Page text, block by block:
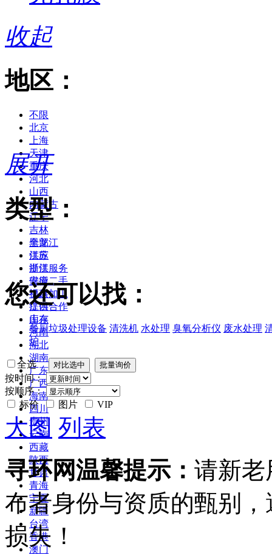
收起
地区：
不限
北京
上海
天津
重庆
河北
山西
内蒙古
辽宁
吉林
黑龙江
江苏
浙江
安徽
福建
江西
山东
河南
湖北
湖南
广东
广西
海南
四川
贵州
云南
西藏
陕西
甘肃
青海
宁夏
新疆
台湾
香港
澳门
展开
类型：
全部
供应
提供服务
供应二手
提供加工
提供合作
库存
您还可以找：
餐厨垃圾处理设备 清洗机 水处理 臭氧分析仪 废水处理
炉
全选
按时间：
按顺序：
标价
图片 VIP
大图 列表
寻环网温馨提示： 请新老
布者身份与资质的甄别
损失！